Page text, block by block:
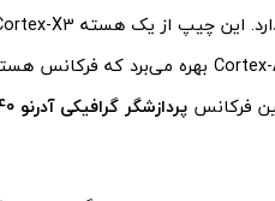
پردازشگر گرافیکی آدرنو 740